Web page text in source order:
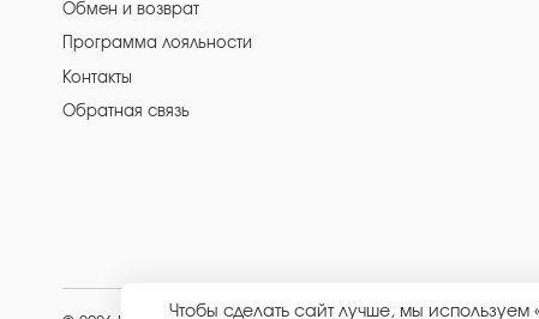
Обмен и возврат
Программа лояльности
Контакты
Обратная связь
Чтобы сделать сайт лучше, мы